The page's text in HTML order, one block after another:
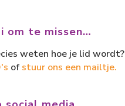
om te missen…
weten hoe je lid wordt?
of stuur ons een mailtje.